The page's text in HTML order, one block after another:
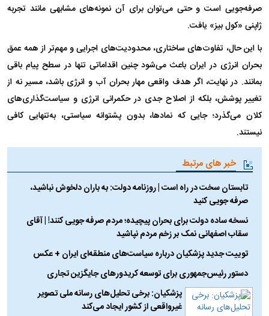
صرفه‌جویی است و حتی می‌توان برای آن نمونه‌های مشابهی مانند تجربه
ژاپنی «کول بیز» یافت.
با این حال، تفاوت‌های ساختاری، محدودیت‌های اجرایی و مهم‌تر از همه عمق
بحران انرژی در ایران باعث می‌شود چنین اقداماتی تنها در سطح پیام باقی
بمانند. در نهایت، اگر هدف واقعی مهار بحران آب و انرژی باشد، مسیر نه از
تغییر پوشش، بلکه از اصلاح جدی در حکمرانی انرژی و سیاست‌گذاری‌های
کلان می‌گذرد؛ جایی که نمادها، بدون پشتوانه سیاستی، به‌تنهایی کافی
نیستند.
خبر های مرتبط
تابستان سخت در راه است | روزنامه دولت: به باران دلخوش نباشید،
صرفه جویی کنید
نسخه ساده دولت برای بحران پیچیده؛ مردم صرفه جویی کنند! | آقای
سقاب اصفهانی نمک بر زخم مردم نپاشید
توییت جدید پزشکیان درباره سیاست‌های منطقه‌ای ایران + عکس
دستور رئیس‌جمهوری برای توسعه کریدور‌های جایگزین تجاری
پزشکیان: برخی تحلیل‌های رسانه ملی تصویر
غیرواقعی از کشور ایجاد می‌کند